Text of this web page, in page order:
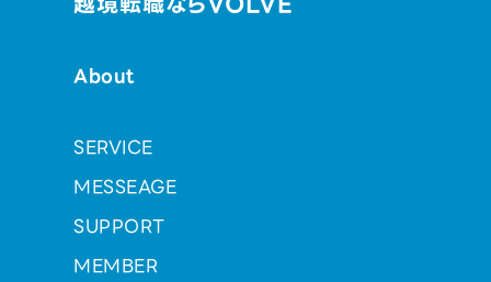
About
SERVICE
MESSEAGE
SUPPORT
MEMBER